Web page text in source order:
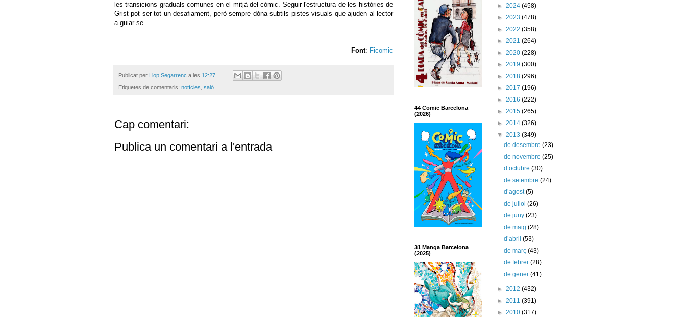
les transicions graduals comunes en el mitjà del còmic. Seguir l'estructura de les històries de
Grist pot ser tot un desafiament, però sempre dóna subtils pistes visuals que ajuden al lector
a guiar-se.
Font: Ficomic
Publicat per Llop Segarrenc a les 12:27
Etiquetes de comentaris: notícies, saló
Cap comentari:
Publica un comentari a l'entrada
44 Comic Barcelona
(2026)
31 Manga Barcelona
(2025)
► 2024 (458)
► 2023 (478)
► 2022 (358)
► 2021 (264)
► 2020 (228)
► 2019 (300)
► 2018 (296)
► 2017 (196)
► 2016 (222)
► 2015 (265)
► 2014 (326)
▼ 2013 (349)
de desembre(23)
de novembre(25)
d’octubre(30)
de setembre(24)
d’agost(5)
de juliol(26)
de juny(23)
de maig(28)
d’abril(53)
de març(43)
de febrer(28)
de gener(41)
► 2012 (432)
► 2011 (391)
► 2010 (317)